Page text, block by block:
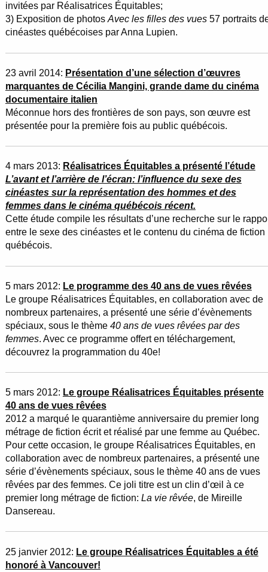
invitées par Réalisatrices Équitables;
3) Exposition de photosAvec les filles des vues57 portraits
cinéastes québécoises par Anna Lupien.
23 avril 2014: Présentation d’une sélection d’œuvres
marquantes de Cécilia Mangini, grande dame du cinéma
documentaire italien
Méconnue hors des frontières de son pays, son œuvre est
présentée pour la première fois au public québécois.
4 mars 2013: Réalisatrices Équitables a présenté l’étude
L’avant et l’arrière de l’écran: l’influence du sexe des
cinéastes sur la représentation des hommes et des
femmes dans le cinéma québécois récent.
Cette étude compile les résultats d’une recherche sur le
entre le sexe des cinéastes et le contenu du cinéma de fiction
québécois.
5 mars 2012: Le programme des 40 ans de vues rêvées
Le groupe Réalisatrices Équitables, en collaboration avec de
nombreux partenaires, a présenté une série d’évènements
spéciaux, sous le thème 40 ans de vues rêvées par des
femmes. Avec ce programme offert en téléchargement,
découvrez la programmation du 40e!
5 mars 2012: Le groupe Réalisatrices Équitables présente
40 ans de vues rêvées
2012 a marqué le quarantième anniversaire du premier long
métrage de fiction écrit et réalisé par une femme au Québec.
Pour cette occasion, le groupe Réalisatrices Équitables, en
collaboration avec de nombreux partenaires, a présenté une
série d’évènements spéciaux, sous le thème 40 ans de vues
rêvées par des femmes. Ce joli titre est un clin d’œil à ce
premier long métrage de fiction: La vie rêvée, de Mireille
Dansereau.
25 janvier 2012: Le groupe Réalisatrices Équitables a été
honoré à Vancouver!